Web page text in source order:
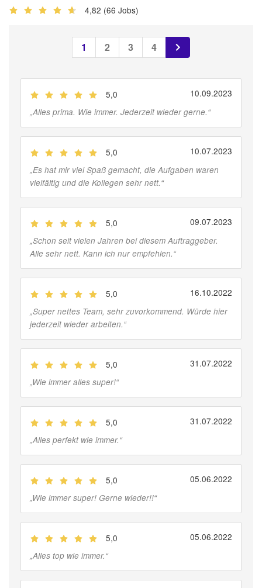
4,82 (66 Jobs)
1 2 3 4
5,0 10.09.2023
„Alles prima. Wie immer. Jederzeit wieder gerne.“
5,0 10.07.2023
„Es hat mir viel Spaß gemacht, die Aufgaben waren
vielfältig und die Kollegen sehr nett.“
5,0 09.07.2023
„Schon seit vielen Jahren bei diesem Auftraggeber.
Alle sehr nett. Kann ich nur empfehlen.“
5,0 16.10.2022
„Super nettes Team, sehr zuvorkommend. Würde hier
jederzeit wieder arbeiten.“
5,0 31.07.2022
„Wie immer alles super!“
5,0 31.07.2022
„Alles perfekt wie immer.“
5,0 05.06.2022
„Wie immer super! Gerne wieder!!“
5,0 05.06.2022
„Alles top wie immer.“